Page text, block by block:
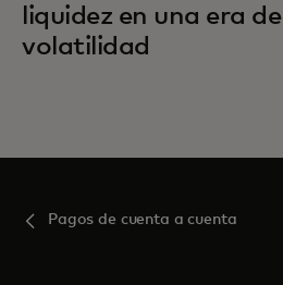
liquidez en una era de
volatilidad
Pagos de cuenta a cuenta